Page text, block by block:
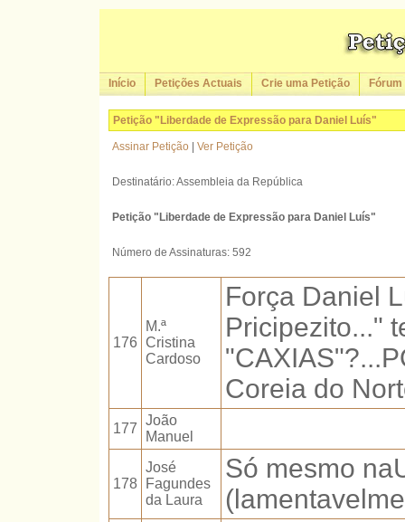
Início Petições Actuais Crie uma Petição Fórum
Petição "Liberdade de Expressão para Daniel Luís"
Assinar Petição Ver Petição
Destinatário: Assembleia da República
Petição "Liberdade de Expressão para Daniel Luís"
Número de Assinaturas: 592
176
M.ª
Cristina
Cardoso
Força Daniel
Pricipezito..."
Coreia do
177
João
Manuel
178
José
Fagundes
da Laura
Só mesmo